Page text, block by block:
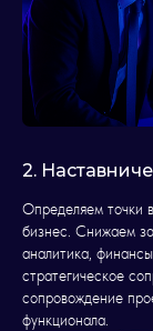
2.
Определяем точки
бизнес. Снижаем
аналитика,
стратегическое
сопровождение
функционала.